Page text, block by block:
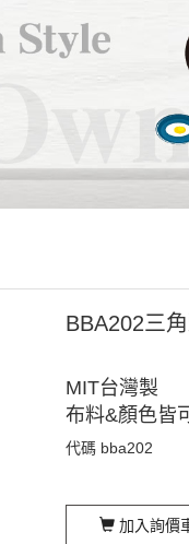
BBA202三
MIT台灣製
布料&顏色皆
代碼 bba202
加入詢價